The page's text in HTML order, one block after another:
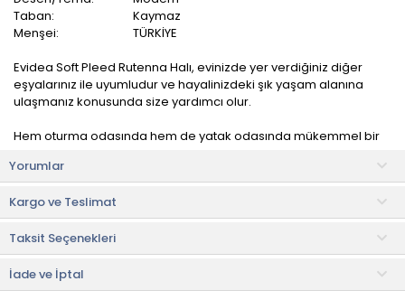
Taban:
Kaymaz
Menşei:
TÜRKİYE
Evidea Soft Pleed Rutenna Halı, evinizde yer verdiğiniz diğer
eşyalarınız ile uyumludur ve hayalinizdeki şık yaşam alanına
ulaşmanız konusunda size yardımcı olur.
Hem oturma odasında hem de yatak odasında mükemmel bir
de oldukça pratiktir.
Yaşam alanlarında uyumlu bir atmosfer yaratmanıza ve oturma
odanıza estetik görünüm kazandırmanıza yardımcı olur.
Kullanım ve Bakım Bilgileri
• Makinede 30 °C'de hassas yıkama yapılabilir veya halı yıkama
önerilir.
Yorumlar
Kargo ve Teslimat
Taksit Seçenekleri
İade ve İptal